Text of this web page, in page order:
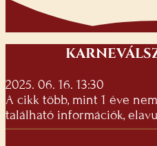
2025. 06. 16. 13:30
A cikk több, mint 1 éve
található információk,